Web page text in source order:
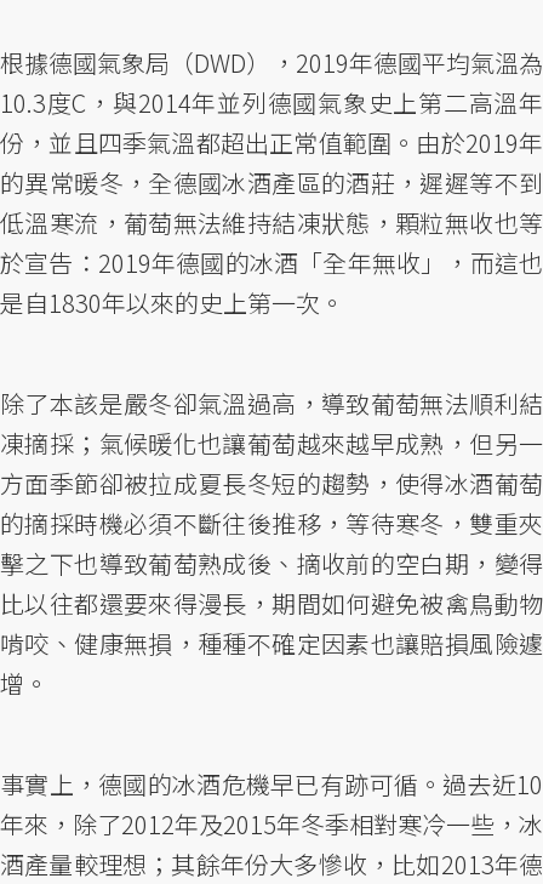
根據德國氣象局（DWD），2019年德國平均氣溫為
10.3度C，與2014年並列德國氣象史上第二高溫年
份，並且四季氣溫都超出正常值範圍。由於2019年
的異常暖冬，全德國冰酒產區的酒莊，遲遲等不到
低溫寒流，葡萄無法維持結凍狀態，顆粒無收也等
於宣告：2019年德國的冰酒「全年無收」，而這也
是自1830年以來的史上第一次。
除了本該是嚴冬卻氣溫過高，導致葡萄無法順利結
凍摘採；氣候暖化也讓葡萄越來越早成熟，但另一
方面季節卻被拉成夏長冬短的趨勢，使得冰酒葡萄
的摘採時機必須不斷往後推移，等待寒冬，雙重夾
擊之下也導致葡萄熟成後、摘收前的空白期，變得
比以往都還要來得漫長，期間如何避免被禽鳥動物
啃咬、健康無損，種種不確定因素也讓賠損風險遽
增。
事實上，德國的冰酒危機早已有跡可循。過去近10
年來，除了2012年及2015年冬季相對寒冷一些，冰
酒產量較理想；其餘年份大多慘收，比如2013年德